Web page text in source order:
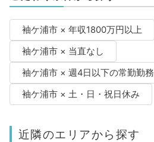
袖ケ浦市 × 年収1800万円以上
袖ケ浦市 × 当直なし
袖ケ浦市 × 週4日以下の常勤勤務
袖ケ浦市 × 土・日・祝日休み
近隣のエリアから探す